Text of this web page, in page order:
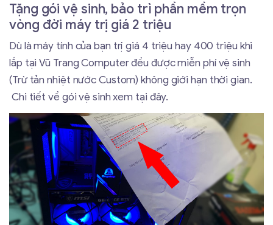
Tặng gói vệ sinh, bảo trì phần mềm trọn
vòng đời máy trị giá 2 triệu
Dù là máy tính của bạn trị giá 4 triệu hay 400 triệu khi
lắp tại Vũ Trang Computer đều được miễn phí vệ sinh
(Trừ tản nhiệt nước Custom) không giới hạn thời gian.
Chi tiết về gói vệ sinh xem tại đây.